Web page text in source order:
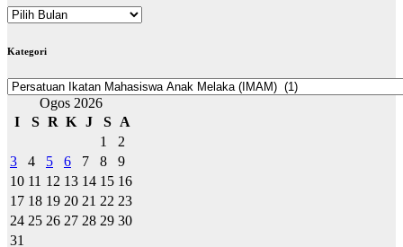
ARKIB
Kategori
Kategori
Ogos 2026
I
S R K J S A
1
2
3
4 5 6 7 8
9
10 11 12 13 14 15 16
17 18 19 20 21 22 23
24 25 26 27 28 29 30
31